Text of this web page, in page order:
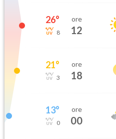
26°
8
ore
12
21°
3
ore
18
13°
0
ore
00